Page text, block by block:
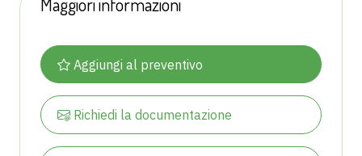
Aggiungi al preventivo
Richiedi la documentazione